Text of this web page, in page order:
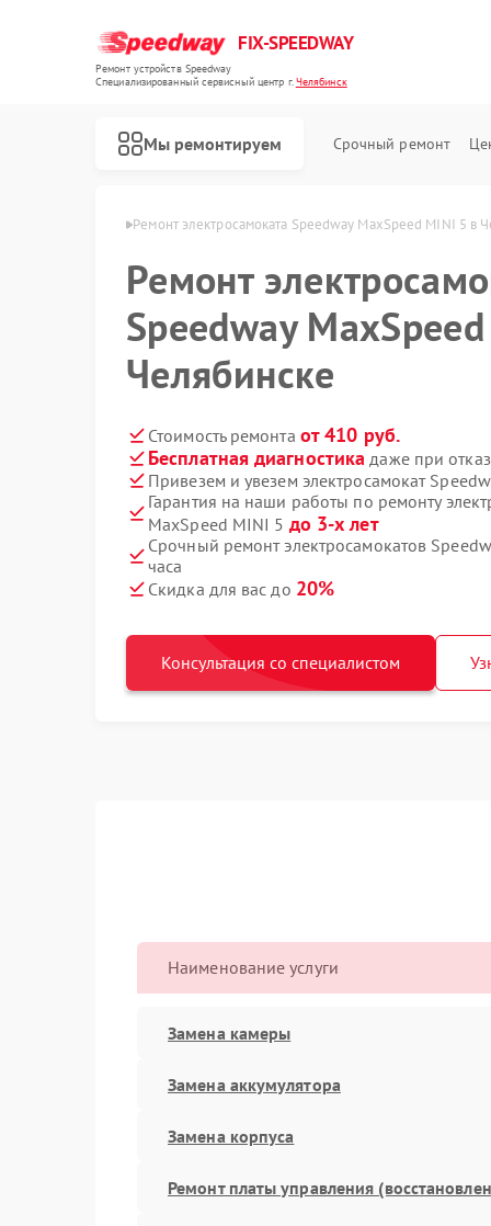
FIX-SPEEDWAY
Ремонт устройств Speedway
Специализированный cервисный центр г.Челябинск
Мы ремонтируем Срочный ремонт
в Челябинске Ремонт электросамоката Speedway MaxSpeed MINI 5 в
Ремонт
Speedway
Челябинске
Стоимость ремонта от 410 руб.
Бесплатная диагностика даже при
Привезем и увезем электросамокат
Гарантия на наши работы по ремонту
MaxSpeed MINI 5 до 3-х лет
Срочный ремонт электросамокатов
часа
Скидка для вас до 20%
Консультация со специалистом
Наименование услуги
Замена камеры
Замена аккумулятора
Замена корпуса
Ремонт платы управления